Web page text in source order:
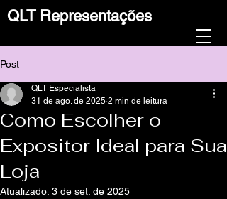
QLT Representações
Post
Como Escolher o
Expositor Ideal para Sua
Loja
QLT Especialista
31 de ago. de 2025 2 min de leitura
Atualizado: 3 de set. de 2025